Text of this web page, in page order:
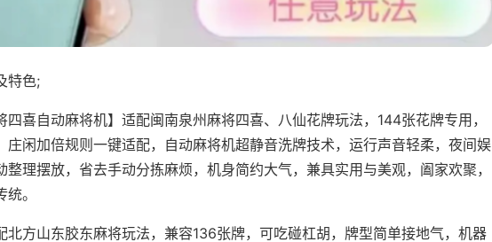
特色;
四喜自动麻将机】适配闽南泉州麻将四喜、八仙花牌玩法，144张花牌专用，
庄闲加倍规则一键适配，自动麻将机超静音洗牌技术，运行声音轻柔，夜间娱
整理摆放，省去手动分拣麻烦，机身简约大气，兼具实用与美观，阖家欢聚，
。
北方山东胶东麻将玩法，兼容136张牌，可吃碰杠胡，牌型简单接地气，机器